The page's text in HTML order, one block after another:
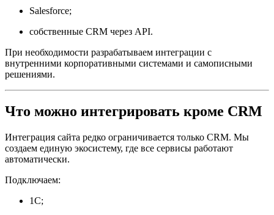
Salesforce;
собственные CRM через API.
При необходимости разрабатываем интеграции с
внутренними корпоративными системами и самописными
решениями.
Что можно интегрировать кроме CRM
Интеграция сайта редко ограничивается только CRM. Мы
создаем единую экосистему, где все сервисы работают
автоматически.
Подключаем:
1С;